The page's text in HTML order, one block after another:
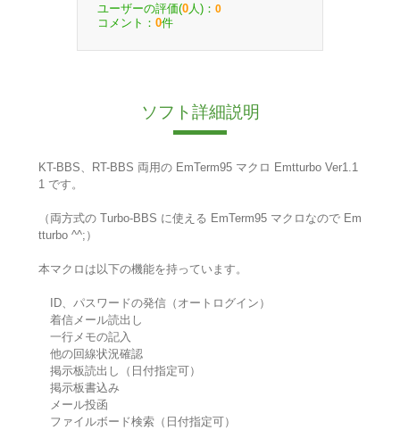
ユーザーの評価(0 人)： 0
コメント： 0件
ソフト詳細説明
KT-BBS、RT-BBS 両用の EmTerm95 マクロ Emtturbo Ver1.1
1 です。
（両方式の Turbo-BBS に使える EmTerm95 マクロなので Em
tturbo ^^;）
本マクロは以下の機能を持っています。
ID、パスワードの発信（オートログイン）
着信メール読出し
一行メモの記入
他の回線状況確認
掲示板読出し（日付指定可）
掲示板書込み
メール投函
ファイルボード検索（日付指定可）